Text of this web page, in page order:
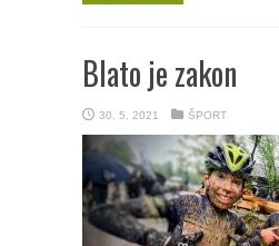
Blato je zakon
30. 5. 2021 ŠPORT